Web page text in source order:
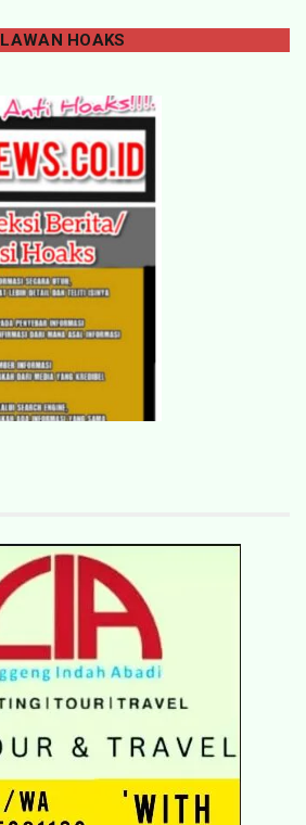
LAWAN HOAKS